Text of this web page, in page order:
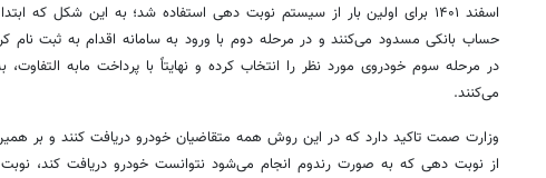
حساب بانکی مسدود می‌کنند و در مرحله دوم با ورود به سامانه اقدام به ثبت نام
در مرحله سوم خودروی مورد نظر را انتخاب کرده و نهایتاً با پرداخت مابه التفاوت
می‌کنند.
وزارت صمت تاکید دارد که در این روش همه متقاضیان خودرو دریافت کنند و بر
از نوبت دهی که به صورت رندوم